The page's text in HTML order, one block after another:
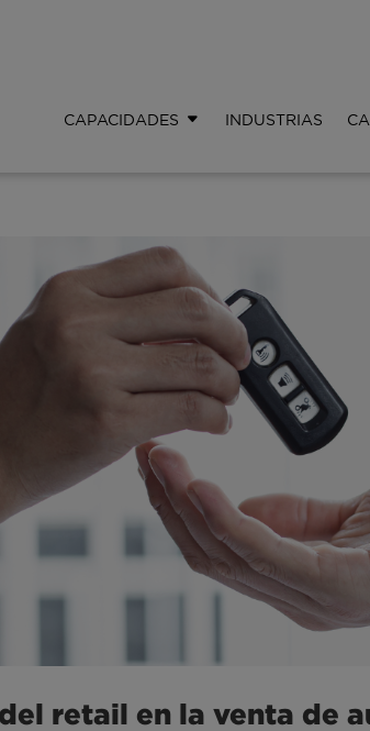
CAPACIDADES INDUSTRIAS
retail en la venta de